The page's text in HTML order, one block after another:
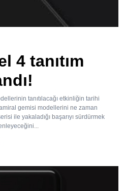
4 tanıtım
tanıtılacağı etkinliğin tarihi
gemisi modellerini ne zaman
ile yakaladığı başarıyı sürdürmek